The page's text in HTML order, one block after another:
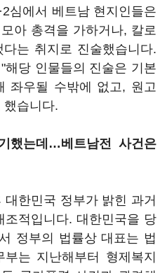
심에서 베트남 현지인들은
아 총격을 가하거나, 칼로
는 취지로 진술했습니다.
당 인물들의 진술은 기본
좌우될 수밖에 없고, 원고
했습니다.
했는데…베트남전 사건은
한민국 정부가 밝힌 과거
적입니다. 대한민국을 당
정부의 법률상 대표는 법
는 지난해부터 형제복지